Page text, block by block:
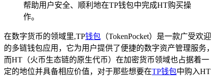
帮助用户安全、顺利地在TP钱包中完成HT购买操
作。
在数字货币的领域里,TP钱包 （TokenPocket）是一款广受欢迎
的多链钱包应用，它为用户提供了便捷的数字资产管理服务，
而HT（火币生态链的原生代币）在加密货币领域也占据着一
定的地位并具备相应价值，对于那些想要在TP钱包中购入HT